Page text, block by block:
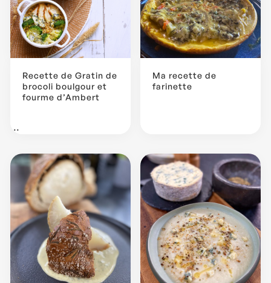
Recette de Gratin de
brocoli boulgour et
fourme d’Ambert
...
Ma recette de
farinette